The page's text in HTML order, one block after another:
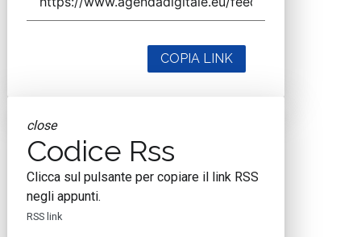
COPIA LINK
close
Codice Rss
Clicca sul pulsante per copiare il link RSS
negli appunti.
RSS link